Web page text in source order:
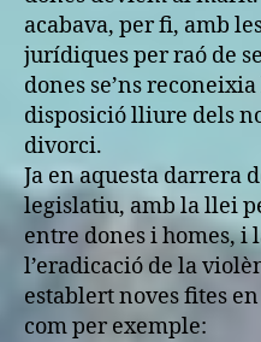
acabava, per fi, amb
jurídiques per raó de
dones se’ns
disposició lliure dels
divorci.
Ja en aquesta darrera
legislatiu, amb la llei
entre dones i homes, i
l’eradicació de la
establert noves fites
com per exemple: